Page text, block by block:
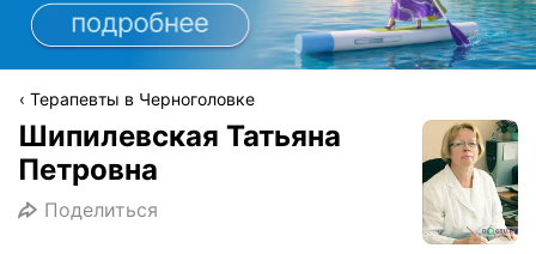
Терапевты в Черноголовке
Шипилевская Татьяна
Петровна
Поделиться